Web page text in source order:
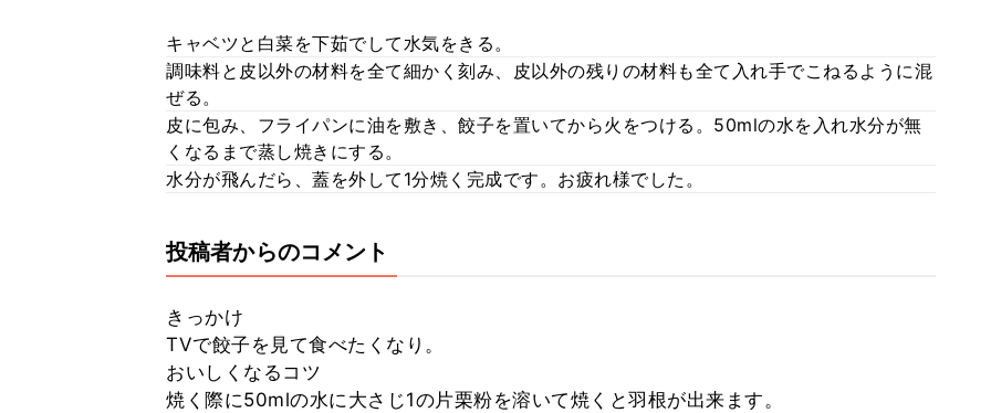
キャベツと白菜を下茹でして水気をきる。
調味料と皮以外の材料を全て細かく刻み、皮以外の残りの材料も全て入れ手でこねるように混
ぜる。
皮に包み、フライパンに油を敷き、餃子を置いてから火をつける。50mlの水を入れ水分が無
くなるまで蒸し焼きにする。
水分が飛んだら、蓋を外して1分焼く完成です。お疲れ様でした。
投稿者からのコメント
きっかけ
TVで餃子を見て食べたくなり。
おいしくなるコツ
焼く際に50mlの水に大さじ1の片栗粉を溶いて焼くと羽根が出来ます。